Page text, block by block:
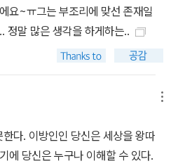
요~ㅠ그는 부조리에 맞선 존재일
정말 많은 생각을 하게하는..
다. 이방인인 당신은 세상을 왕따
에 당신은 누구나 이해할 수 있다.